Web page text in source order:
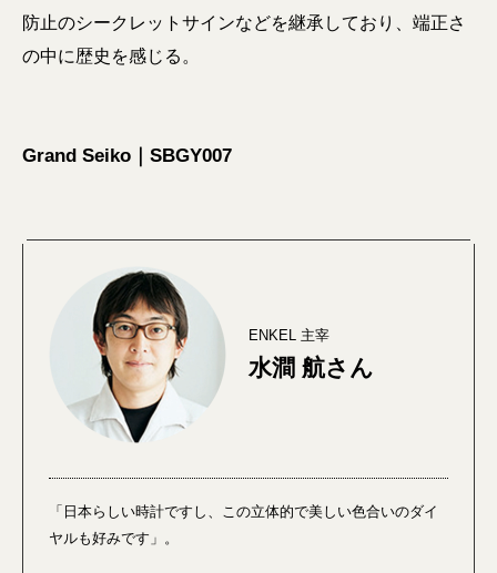
防止のシークレットサインなどを継承しており、端正さ
の中に歴史を感じる。
Grand Seiko｜SBGY007
ENKEL 主宰
水澗 航さん
「日本らしい時計ですし、この立体的で美しい色合いのダイ
ヤルも好みです」。